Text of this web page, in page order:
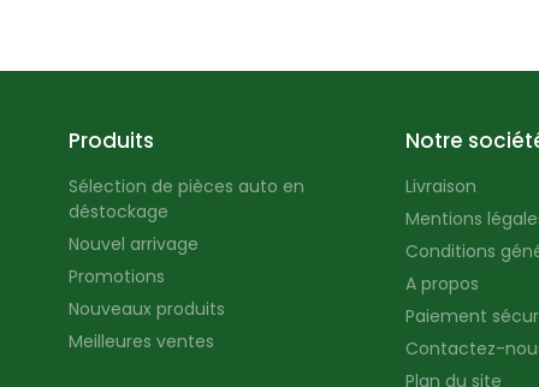
Produits
Sélection de pièces auto en
déstockage
Nouvel arrivage
Promotions
Nouveaux produits
Meilleures ventes
Notre
Livraison
Mentions
Conditions
A propos
Paiement
Contactez-
Plan du site